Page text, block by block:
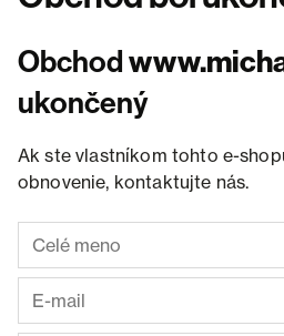
Obchod
ukončený
Ak ste vlastníkom tohto e-
obnovenie, kontaktujte nás.